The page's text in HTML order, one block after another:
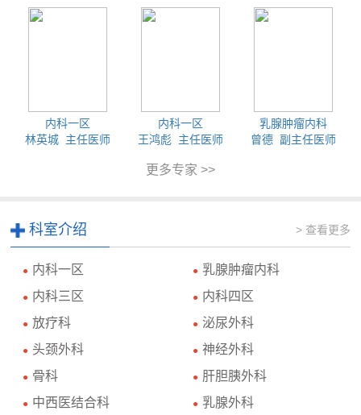
内科一区
林英城 主任医师
内科一区
王鸿彪 主任医师
乳腺肿瘤内科
曾德 副主任医师
更多专家 >>
科室介绍 > 查看更多
● 内科一区 ● 乳腺肿瘤内科
● 内科三区 ● 内科四区
● 放疗科 ● 泌尿外科
● 头颈外科 ● 神经外科
● 骨科 ● 肝胆胰外科
● 中西医结合科 ● 乳腺外科